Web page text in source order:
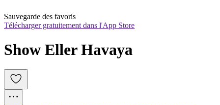
Sauvegarde des favoris
Télécharger gratuitement dans l'App Store
Show Eller Havaya